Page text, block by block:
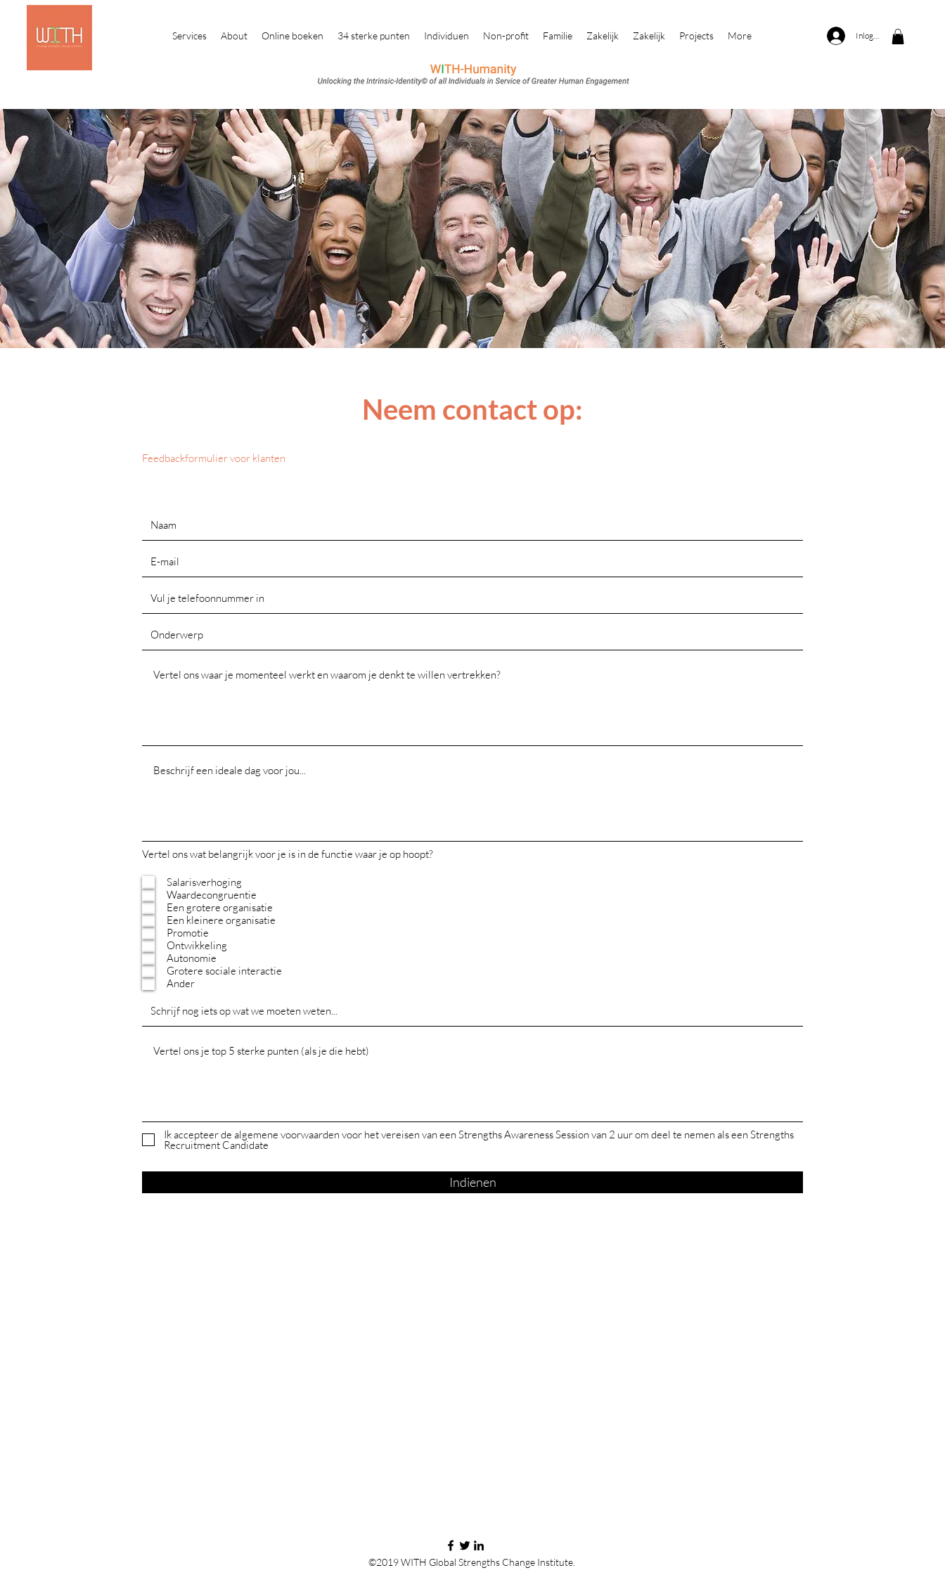
Services About Online boeken 34 sterke punten Individuen Non-profit Familie Zakelijk Zakelijk Projects More Inloggen
Neem contact op:
Feedbackformulier voor klanten
Vertel ons wat belangrijk voor je is in de functie waar je op hoopt?
Salarisverhoging
Waardecongruentie
Een grotere organisatie
Een kleinere organisatie
Promotie
Ontwikkeling
Autonomie
Grotere sociale interactie
Ander
Ik accepteer de algemene voorwaarden voor het vereisen van een Strengths Awareness Session van 2 uur om deel te nemen als een Strengths
Recruitment Candidate
Indienen
©2019 WITH Global Strengths Change Institute.